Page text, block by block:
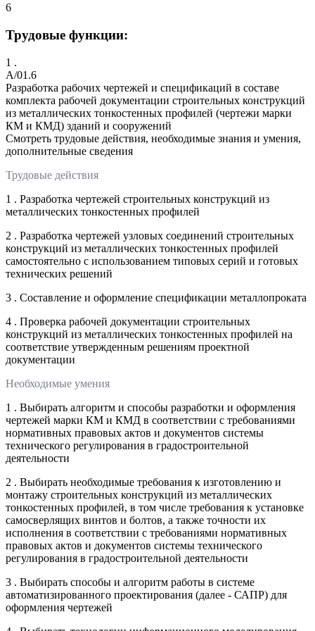
6
Трудовые функции:
1 .
A/01.6
Разработка рабочих чертежей и спецификаций в составе
комплекта рабочей документации строительных конструкций
из металлических тонкостенных профилей (чертежи марки
КМ и КМД) зданий и сооружений
Смотреть трудовые действия, необходимые знания и умения,
дополнительные сведения
Трудовые действия
1 . Разработка чертежей строительных конструкций из
металлических тонкостенных профилей
2 . Разработка чертежей узловых соединений строительных
конструкций из металлических тонкостенных профилей
самостоятельно с использованием типовых серий и готовых
технических решений
3 . Составление и оформление спецификации металлопроката
4 . Проверка рабочей документации строительных
конструкций из металлических тонкостенных профилей на
соответствие утвержденным решениям проектной
документации
Необходимые умения
1 . Выбирать алгоритм и способы разработки и оформления
чертежей марки КМ и КМД в соответствии с требованиями
нормативных правовых актов и документов системы
технического регулирования в градостроительной
деятельности
2 . Выбирать необходимые требования к изготовлению и
монтажу строительных конструкций из металлических
тонкостенных профилей, в том числе требования к установке
самосверлящих винтов и болтов, а также точности их
исполнения в соответствии с требованиями нормативных
правовых актов и документов системы технического
регулирования в градостроительной деятельности
3 . Выбирать способы и алгоритм работы в системе
автоматизированного проектирования (далее - САПР) для
оформления чертежей